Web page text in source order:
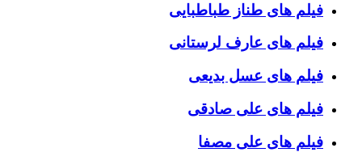
فیلم های طناز طباطبایی
فیلم های عارف لرستانی
فیلم های عسل بدیعی
فیلم های علی صادقی
فیلم های علی مصفا